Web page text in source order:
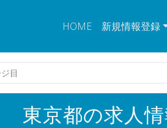
HOME 新規情報登録
目
東京都の求人